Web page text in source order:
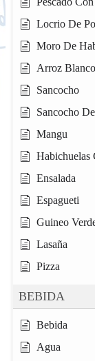
Locrio De
Moro De
Arroz Blanco
Sancocho
Sancocho
Mangu
Habichuelas
Ensalada
Espagueti
Guineo
Lasaña
Pizza
BEBIDA
Bebida
Agua